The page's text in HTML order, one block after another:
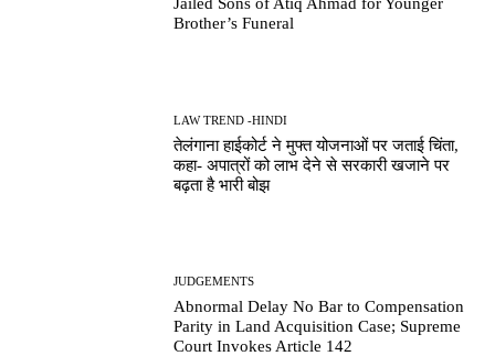
Jailed Sons of Atiq Ahmad for Younger
Brother’s Funeral
LAW TREND -HINDI
तेलंगाना हाईकोर्ट ने मुफ्त योजनाओं पर जताई चिंता,
कहा- अपात्रों को लाभ देने से सरकारी खजाने पर
बढ़ता है भारी बोझ
JUDGEMENTS
Abnormal Delay No Bar to Compensation
Parity in Land Acquisition Case; Supreme
Court Invokes Article 142